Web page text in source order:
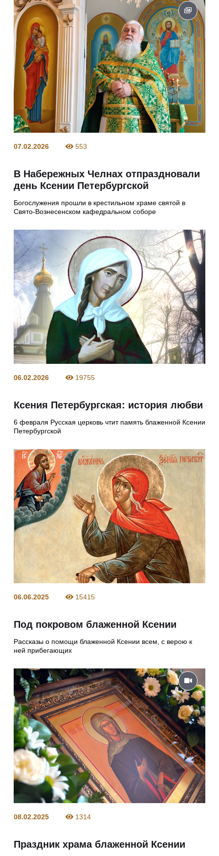
07.02.2026 553
В Набережных Челнах отпраздновали
день Ксении Петербургской
Богослужения прошли в крестильном храме святой в
Свято-Вознесенском кафедральном соборе
06.02.2026 19755
Ксения Петербургская: история любви
6 февраля Русская церковь чтит память блаженной Ксении
Петербургской
06.06.2025 15415
Под покровом блаженной Ксении
Рассказы о помощи блаженной Ксении всем, с верою к
ней прибегающих
08.02.2025 1314
Праздник храма блаженной Ксении